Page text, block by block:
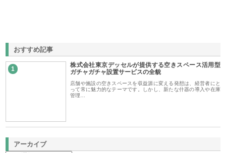
おすすめ記事
1
株式会社東京デッセルが提供する空きスペース活用型
ガチャガチャ設置サービスの全貌
店舗や施設の空きスペースを収益源に変える発想は、経営者にと
って常に魅力的なテーマです。しかし、新たな什器の導入や在庫
管理…
アーカイブ